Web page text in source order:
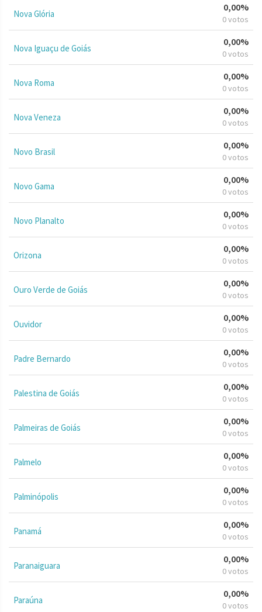
Nova Glória
0,00%
0 votos
Nova Iguaçu de Goiás
0,00%
0 votos
Nova Roma
0,00%
0 votos
Nova Veneza
0,00%
0 votos
Novo Brasil
0,00%
0 votos
Novo Gama
0,00%
0 votos
Novo Planalto
0,00%
0 votos
Orizona
0,00%
0 votos
Ouro Verde de Goiás
0,00%
0 votos
Ouvidor
0,00%
0 votos
Padre Bernardo
0,00%
0 votos
Palestina de Goiás
0,00%
0 votos
Palmeiras de Goiás
0,00%
0 votos
Palmelo
0,00%
0 votos
Palminópolis
0,00%
0 votos
Panamá
0,00%
0 votos
Paranaiguara
0,00%
0 votos
Paraúna
0,00%
0 votos